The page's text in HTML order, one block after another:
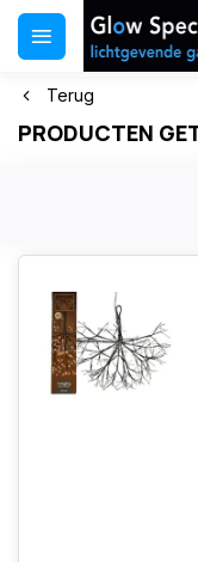
Terug
PRODUCTEN